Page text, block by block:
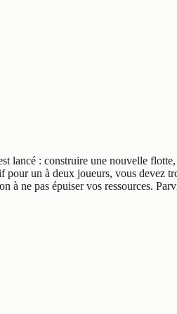
lancé : construire une nouvelle
pour un à deux joueurs, vous devez
à ne pas épuiser vos ressources.